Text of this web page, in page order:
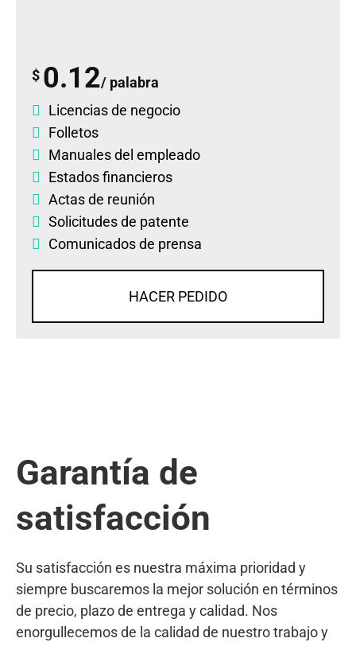
$ 0.12/ palabra
Licencias de negocio
Folletos
Manuales del empleado
Estados financieros
Actas de reunión
Solicitudes de patente
Comunicados de prensa
HACER PEDIDO
Garantía de
satisfacción
Su satisfacción es nuestra máxima prioridad y
siempre buscaremos la mejor solución en términos
de precio, plazo de entrega y calidad. Nos
enorgullecemos de la calidad de nuestro trabajo y